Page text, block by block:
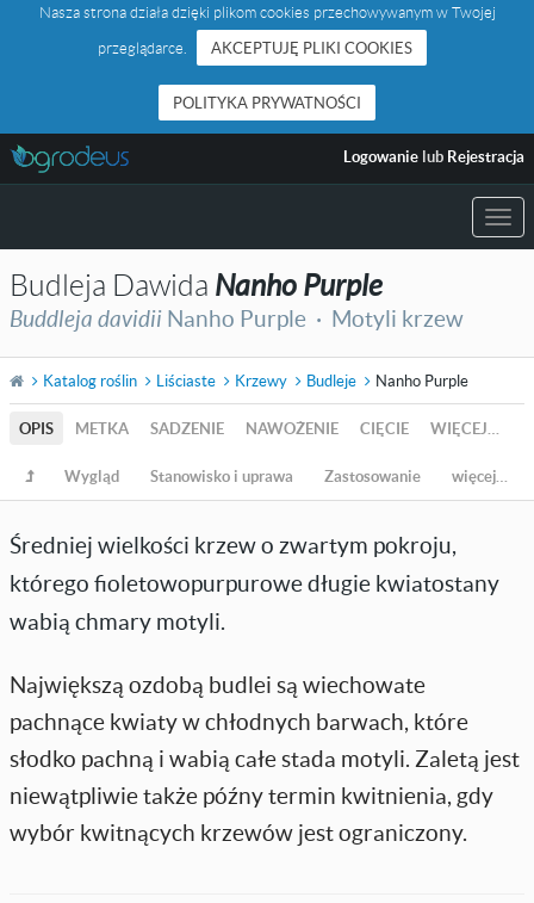
Nasza strona działa dzięki plikom cookies przechowywanym w Twojej
przeglądarce.
AKCEPTUJĘ PLIKI COOKIES
POLITYKA PRYWATNOŚCI
Logowanie lub Rejestracja
Budleja Dawida Nanho Purple
Buddleja davidii Nanho Purple · Motyli krzew
Katalog roślin Liściaste Krzewy Budleje Nanho Purple
OPIS METKA SADZENIE NAWOŻENIE CIĘCIE WIĘCEJ…
Wygląd Stanowisko i uprawa Zastosowanie więcej…
Średniej wielkości krzew o zwartym pokroju,
którego fioletowopurpurowe długie kwiatostany
wabią chmary motyli.
Największą ozdobą budlei są wiechowate
pachnące kwiaty w chłodnych barwach, które
słodko pachną i wabią całe stada motyli. Zaletą jest
niewątpliwie także późny termin kwitnienia, gdy
wybór kwitnących krzewów jest ograniczony.